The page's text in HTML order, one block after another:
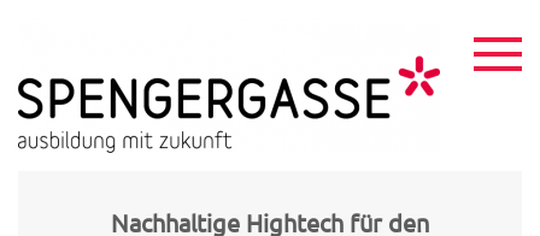
content
Nachhaltige Hightech für den